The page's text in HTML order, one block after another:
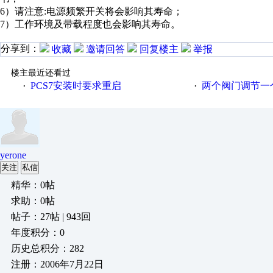
6）请注意:电源频繁开关将会影响其寿命；
7）工作环境及带载程度也会影响其寿命。
分享到： 收藏 邀请回答 回复楼主 举报
楼主最近还看过
· PCS7安装时要求重启 · 两个阀门调节一
yerone
关注 私信
精华：0帖
求助：0帖
帖子：27帖 | 943回
年度积分：0
历史总积分：282
注册：2006年7月22日